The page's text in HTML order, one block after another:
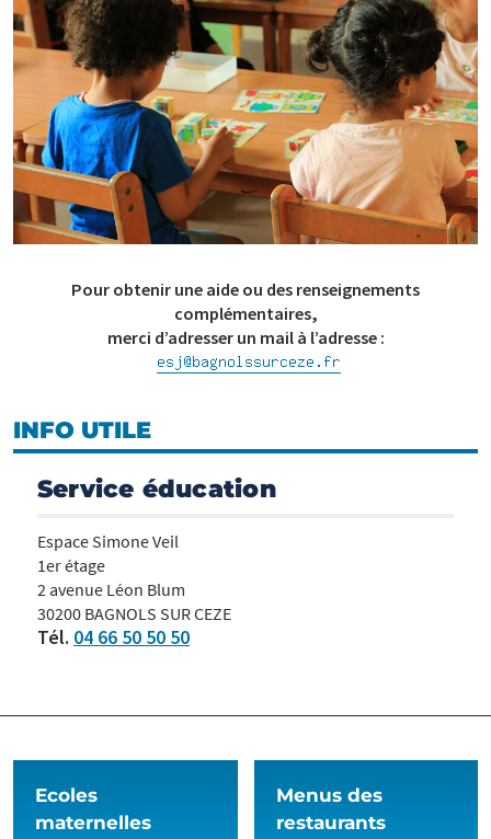
Pour obtenir une aide ou des renseignements
complémentaires,
merci d’adresser un mail à l’adresse :
INFO UTILE
Service éducation
Espace Simone Veil
1er étage
2 avenue Léon Blum
30200 BAGNOLS SUR CEZE
Tél. 04 66 50 50 50
Ecoles
maternelles
Menus des
restaurants